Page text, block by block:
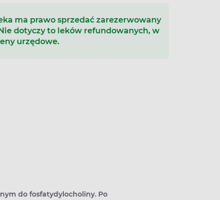
ma prawo sprzedać zarezerwowany
dotyczy to leków refundowanych, w
urzędowe.
do fosfatydylocholiny. Po